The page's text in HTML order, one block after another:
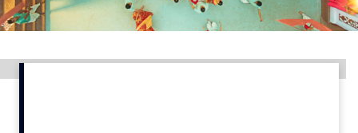
Adverteren
Events
Opleidingen
Vacatures